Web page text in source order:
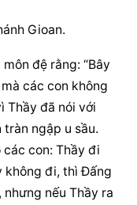
Gioan.
đệ rằng: “Bây
các con không
Thầy đã nói với
ngập u sầu.
các con: Thầy đi
không đi, thì Ðấng
nhưng nếu Thầy ra